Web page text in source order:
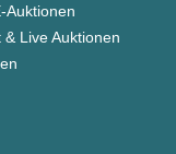
Auktionen
Live Auktionen